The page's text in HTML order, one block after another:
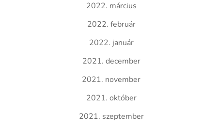
2022. március
2022. február
2022. január
2021. december
2021. november
2021. október
2021. szeptember